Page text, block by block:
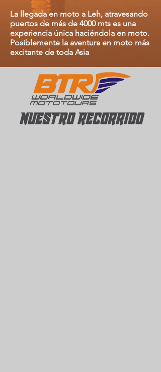
La llegada en moto a Leh, atravesando
puertos de más de 4000 mts es una
experiencia única haciéndola en moto.
Posiblemente la aventura en moto más
excitante de toda Asia
NUESTRO RECORRIDO